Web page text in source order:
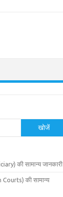
खोजें
की सामान्य जानकारी
Courts) की सामान्य